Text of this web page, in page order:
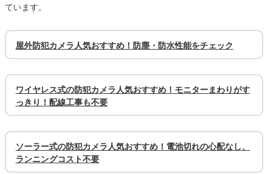
ています。
屋外防犯カメラ人気おすすめ！防塵・防水性能をチェック
ワイヤレス式の防犯カメラ人気おすすめ！モニターまわりがす
っきり！配線工事も不要
ソーラー式の防犯カメラ人気おすすめ！電池切れの心配なし、
ランニングコスト不要